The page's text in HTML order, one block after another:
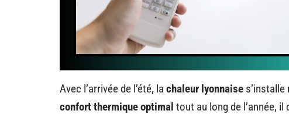
Avec l’arrivée de l’été, la chaleur lyonnaise
confort thermique optimal tout au long de l’année,